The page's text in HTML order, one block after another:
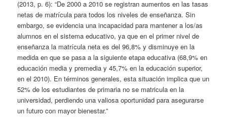
(2013, p. 6): “De 2000 a 2010 se registran aumentos en las tasas
netas de matrícula para todos los niveles de enseñanza. Sin
embargo, se evidencia una incapacidad para mantener a los/as
alumnos en el sistema educativo, ya que en el primer nivel de
enseñanza la matrícula neta es del 96,8% y disminuye en la
medida en que se pasa a la siguiente etapa educativa (68,9% en
educación media y premedia y 45,7% en la educación superior,
en el 2010). En términos generales, esta situación implica que un
52% de los estudiantes de primaria no se matricula en la
universidad, perdiendo una valiosa oportunidad para asegurarse
un futuro con mayor bienestar.”